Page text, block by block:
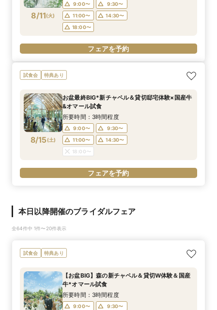
8/11(火)
9:00〜
9:30〜
11:00〜
14:30〜
18:00〜
フェアを予約
試食会 特典あり
8/15(土)
お盆最終BIG*新チャペル＆貸切邸宅体験×国産牛
&オマール試食
所要時間：3時間程度
9:00〜
9:30〜
11:00〜
14:30〜
18:00〜
フェアを予約
本日以降開催のブライダルフェア
全64件中 1件〜20件表示
試食会 特典あり
【お盆BIG】森の新チャペル＆貸切W体験＆国産
牛*オマール試食
所要時間：3時間程度
9:00〜
9:30〜